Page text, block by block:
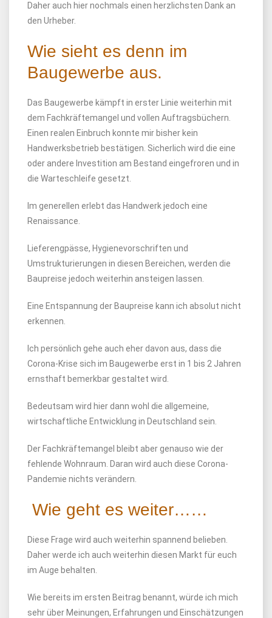
Daher auch hier nochmals einen herzlichsten Dank an
den Urheber.
Wie sieht es denn im
Baugewerbe aus.
Das Baugewerbe kämpft in erster Linie weiterhin mit
dem Fachkräftemangel und vollen Auftragsbüchern.
Einen realen Einbruch konnte mir bisher kein
Handwerksbetrieb bestätigen. Sicherlich wird die eine
oder andere Investition am Bestand eingefroren und in
die Warteschleife gesetzt.
Im generellen erlebt das Handwerk jedoch eine
Renaissance.
Lieferengpässe, Hygienevorschriften und
Umstrukturierungen in diesen Bereichen, werden die
Baupreise jedoch weiterhin ansteigen lassen.
Eine Entspannung der Baupreise kann ich absolut nicht
erkennen.
Ich persönlich gehe auch eher davon aus, dass die
Corona-Krise sich im Baugewerbe erst in 1 bis 2 Jahren
ernsthaft bemerkbar gestaltet wird.
Bedeutsam wird hier dann wohl die allgemeine,
wirtschaftliche Entwicklung in Deutschland sein.
Der Fachkräftemangel bleibt aber genauso wie der
fehlende Wohnraum. Daran wird auch diese Corona-
Pandemie nichts verändern.
Wie geht es weiter……
Diese Frage wird auch weiterhin spannend belieben.
Daher werde ich auch weiterhin diesen Markt für euch
im Auge behalten.
Wie bereits im ersten Beitrag benannt, würde ich mich
sehr über Meinungen, Erfahrungen und Einschätzungen